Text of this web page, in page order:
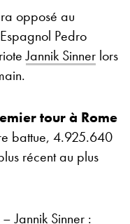
opposé au
Pedro
Jannik Sinner lors
tour à Rome
battue, 4.925.640
récent au plus
Jannik Sinner :